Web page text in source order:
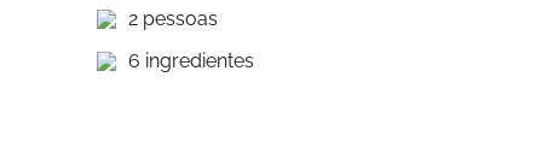
2 pessoas
6 ingredientes